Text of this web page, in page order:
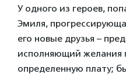
У одного из героев,
Эмиля,
его новые друзья –
исполняющий желания
определенную плату;